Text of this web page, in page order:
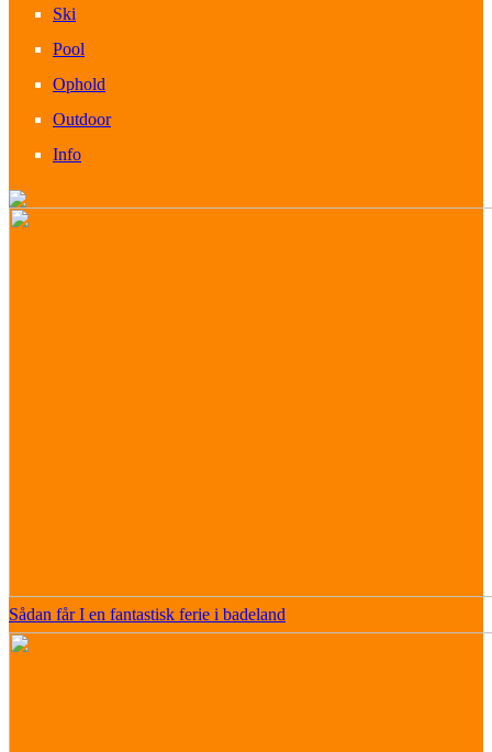
Ski
Pool
Ophold
Outdoor
Info
Sådan får I en fantastisk ferie i badeland